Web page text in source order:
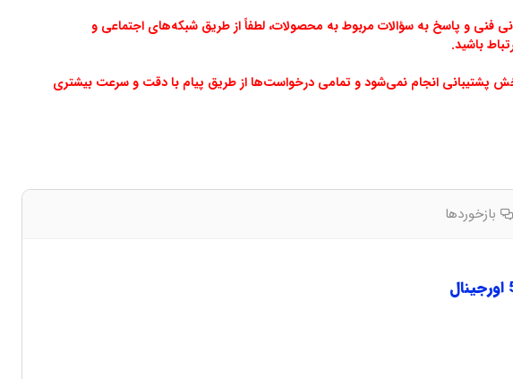
فنی و پاسخ به سؤالات مربوط به محصولات، لطفاً از طریق شبکه‌های اجتماعی و
باشید.
پشتیبانی انجام نمی‌شود و تمامی درخواست‌ها از طریق پیام با دقت و سرعت بیشتری
بازخوردها